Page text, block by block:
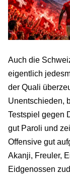
Auch die
eigentlich
der Quali
Unentschieden,
Testspiel gegen
gut Paroli und
Offensive gut
Akanji, Freuler,
Eidgenossen